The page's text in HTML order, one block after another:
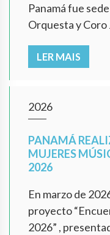
Panamá fue
Orquesta y
LER MAIS
2026
PANAMÁ
MUJERES
2026
En marzo de
proyecto
2026” ,